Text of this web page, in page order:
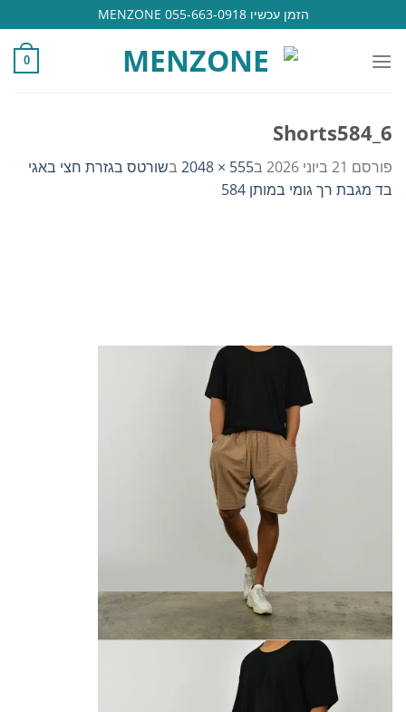
to
content
הזמן עכשיו 055-663-0918 MENZONE
0
Shorts584_6
פורסם 21 ביוני 2026 ב555 × 2048 בשורטס בגזרת חצי באגי
בד מגבת רך גומי במותן 584